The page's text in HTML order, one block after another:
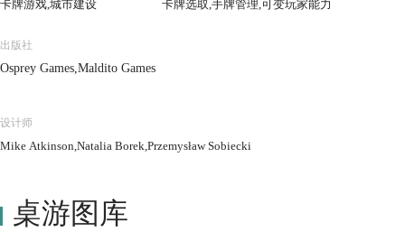
卡牌游戏,城市建设 卡牌选取,手牌管理,可变玩家能力
出版社
Osprey Games,Maldito Games
设计师
Mike Atkinson,Natalia Borek,Przemysław Sobiecki
桌游图库